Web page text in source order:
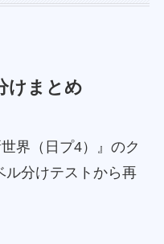
けまとめ
界（日プ4）』のク
ル分けテストから再